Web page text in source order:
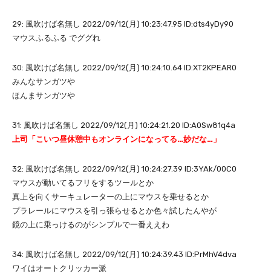
29: 風吹けば名無し 2022/09/12(月) 10:23:47.95 ID:dts4yDy90
マウスふるふる でググれ
30: 風吹けば名無し 2022/09/12(月) 10:24:10.64 ID:XT2KPEAR0
みんなサンガツや
ほんまサンガツや
31: 風吹けば名無し 2022/09/12(月) 10:24:21.20 ID:A0Sw81q4a
上司「こいつ昼休憩中もオンラインになってる…妙だな…」
32: 風吹けば名無し 2022/09/12(月) 10:24:27.39 ID:3YAk/00C0
マウスが動いてるフリをするツールとか
真上を向くサーキュレーターの上にマウスを乗せるとか
プラレールにマウスを引っ張らせるとか色々試したんやが
鏡の上に乗っけるのがシンプルで一番ええわ
34: 風吹けば名無し 2022/09/12(月) 10:24:39.43 ID:PrMhV4dva
ワイはオートクリッカー派